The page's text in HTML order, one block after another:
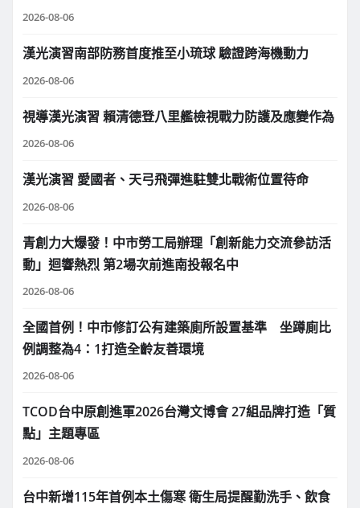
2026-08-06
漢光演習南部防務首度推至小琉球 驗證跨海機動力
2026-08-06
視導漢光演習 賴清德登八里艦檢視戰力防護及應變作為
2026-08-06
漢光演習 愛國者、天弓飛彈進駐雙北戰術位置待命
2026-08-06
青創力大爆發！中市勞工局辦理「創新能力交流參訪活
動」迴響熱烈 第2場次前進南投報名中
2026-08-06
全國首例！中市修訂公有建築廁所設置基準 坐蹲廁比
例調整為4：1打造全齡友善環境
2026-08-06
TCOD台中原創進軍2026台灣文博會 27組品牌打造「質
點」主題專區
2026-08-06
台中新增115年首例本土傷寒 衛生局提醒勤洗手、飲食